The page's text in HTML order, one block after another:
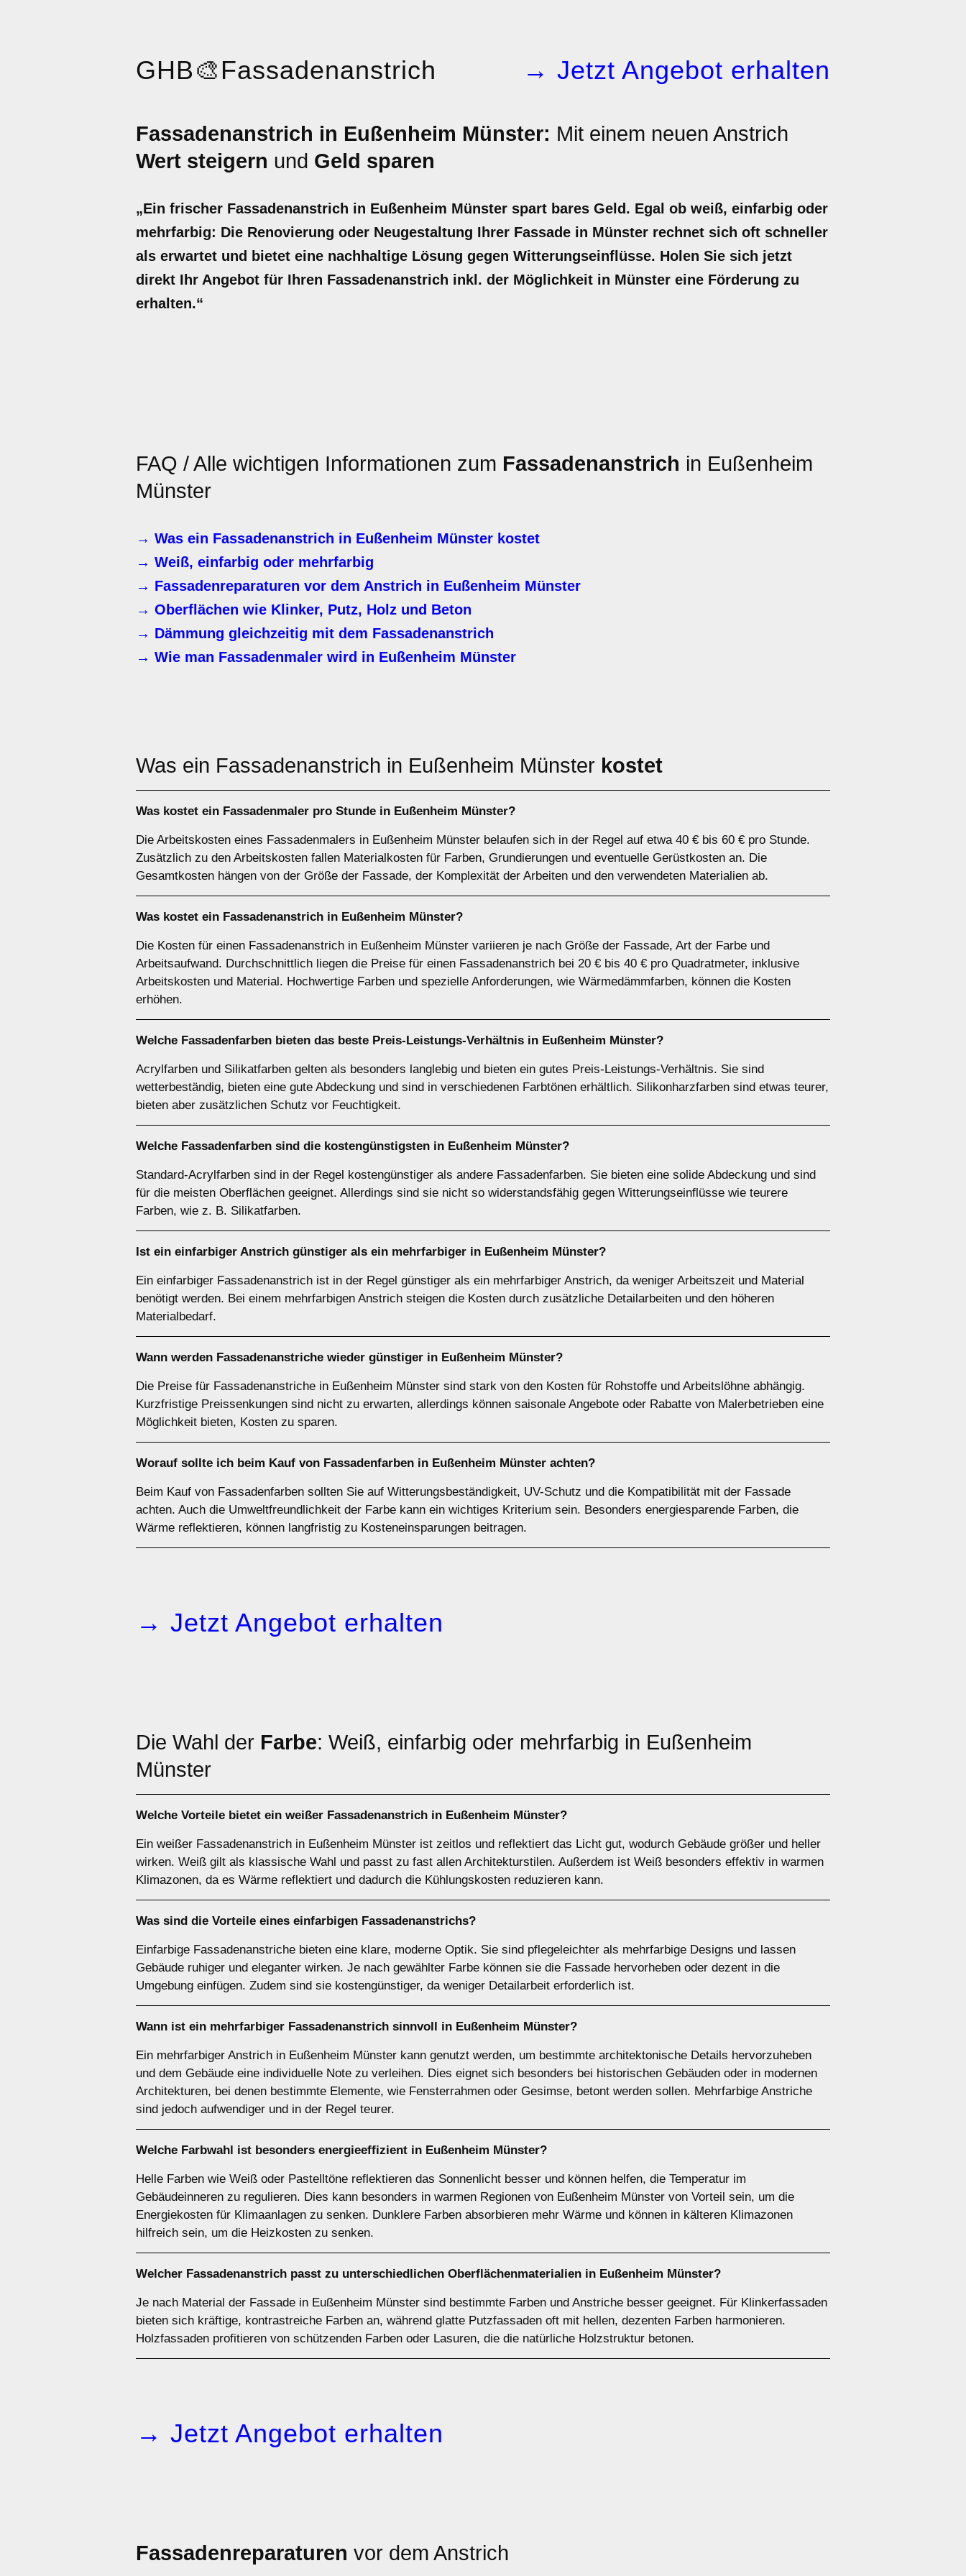
GHB🎨Fassadenanstrich → Jetzt Angebot erhalten
Fassadenanstrich in Eußenheim Münster: Mit einem neuen Anstrich
Wert steigern und Geld sparen
„Ein frischer Fassadenanstrich in Eußenheim Münster spart bares Geld. Egal ob weiß, einfarbig oder
mehrfarbig: Die Renovierung oder Neugestaltung Ihrer Fassade in Münster rechnet sich oft schneller
als erwartet und bietet eine nachhaltige Lösung gegen Witterungseinflüsse. Holen Sie sich jetzt
direkt Ihr Angebot für Ihren Fassadenanstrich inkl. der Möglichkeit in Münster eine Förderung zu
erhalten.“
FAQ / Alle wichtigen Informationen zum Fassadenanstrich in Eußenheim
Münster
→ Was ein Fassadenanstrich in Eußenheim Münster kostet
→ Weiß, einfarbig oder mehrfarbig
→ Fassadenreparaturen vor dem Anstrich in Eußenheim Münster
→ Oberflächen wie Klinker, Putz, Holz und Beton
→ Dämmung gleichzeitig mit dem Fassadenanstrich
→ Wie man Fassadenmaler wird in Eußenheim Münster
Was ein Fassadenanstrich in Eußenheim Münster kostet
Was kostet ein Fassadenmaler pro Stunde in Eußenheim Münster?
Die Arbeitskosten eines Fassadenmalers in Eußenheim Münster belaufen sich in der Regel auf etwa 40 € bis 60 € pro Stunde.
Zusätzlich zu den Arbeitskosten fallen Materialkosten für Farben, Grundierungen und eventuelle Gerüstkosten an. Die
Gesamtkosten hängen von der Größe der Fassade, der Komplexität der Arbeiten und den verwendeten Materialien ab.
Was kostet ein Fassadenanstrich in Eußenheim Münster?
Die Kosten für einen Fassadenanstrich in Eußenheim Münster variieren je nach Größe der Fassade, Art der Farbe und
Arbeitsaufwand. Durchschnittlich liegen die Preise für einen Fassadenanstrich bei 20 € bis 40 € pro Quadratmeter, inklusive
Arbeitskosten und Material. Hochwertige Farben und spezielle Anforderungen, wie Wärmedämmfarben, können die Kosten
erhöhen.
Welche Fassadenfarben bieten das beste Preis-Leistungs-Verhältnis in Eußenheim Münster?
Acrylfarben und Silikatfarben gelten als besonders langlebig und bieten ein gutes Preis-Leistungs-Verhältnis. Sie sind
wetterbeständig, bieten eine gute Abdeckung und sind in verschiedenen Farbtönen erhältlich. Silikonharzfarben sind etwas teurer,
bieten aber zusätzlichen Schutz vor Feuchtigkeit.
Welche Fassadenfarben sind die kostengünstigsten in Eußenheim Münster?
Standard-Acrylfarben sind in der Regel kostengünstiger als andere Fassadenfarben. Sie bieten eine solide Abdeckung und sind
für die meisten Oberflächen geeignet. Allerdings sind sie nicht so widerstandsfähig gegen Witterungseinflüsse wie teurere
Farben, wie z. B. Silikatfarben.
Ist ein einfarbiger Anstrich günstiger als ein mehrfarbiger in Eußenheim Münster?
Ein einfarbiger Fassadenanstrich ist in der Regel günstiger als ein mehrfarbiger Anstrich, da weniger Arbeitszeit und Material
benötigt werden. Bei einem mehrfarbigen Anstrich steigen die Kosten durch zusätzliche Detailarbeiten und den höheren
Materialbedarf.
Wann werden Fassadenanstriche wieder günstiger in Eußenheim Münster?
Die Preise für Fassadenanstriche in Eußenheim Münster sind stark von den Kosten für Rohstoffe und Arbeitslöhne abhängig.
Kurzfristige Preissenkungen sind nicht zu erwarten, allerdings können saisonale Angebote oder Rabatte von Malerbetrieben eine
Möglichkeit bieten, Kosten zu sparen.
Worauf sollte ich beim Kauf von Fassadenfarben in Eußenheim Münster achten?
Beim Kauf von Fassadenfarben sollten Sie auf Witterungsbeständigkeit, UV-Schutz und die Kompatibilität mit der Fassade
achten. Auch die Umweltfreundlichkeit der Farbe kann ein wichtiges Kriterium sein. Besonders energiesparende Farben, die
Wärme reflektieren, können langfristig zu Kosteneinsparungen beitragen.
→ Jetzt Angebot erhalten
Die Wahl der Farbe: Weiß, einfarbig oder mehrfarbig in Eußenheim
Münster
Welche Vorteile bietet ein weißer Fassadenanstrich in Eußenheim Münster?
Ein weißer Fassadenanstrich in Eußenheim Münster ist zeitlos und reflektiert das Licht gut, wodurch Gebäude größer und heller
wirken. Weiß gilt als klassische Wahl und passt zu fast allen Architekturstilen. Außerdem ist Weiß besonders effektiv in warmen
Klimazonen, da es Wärme reflektiert und dadurch die Kühlungskosten reduzieren kann.
Was sind die Vorteile eines einfarbigen Fassadenanstrichs?
Einfarbige Fassadenanstriche bieten eine klare, moderne Optik. Sie sind pflegeleichter als mehrfarbige Designs und lassen
Gebäude ruhiger und eleganter wirken. Je nach gewählter Farbe können sie die Fassade hervorheben oder dezent in die
Umgebung einfügen. Zudem sind sie kostengünstiger, da weniger Detailarbeit erforderlich ist.
Wann ist ein mehrfarbiger Fassadenanstrich sinnvoll in Eußenheim Münster?
Ein mehrfarbiger Anstrich in Eußenheim Münster kann genutzt werden, um bestimmte architektonische Details hervorzuheben
und dem Gebäude eine individuelle Note zu verleihen. Dies eignet sich besonders bei historischen Gebäuden oder in modernen
Architekturen, bei denen bestimmte Elemente, wie Fensterrahmen oder Gesimse, betont werden sollen. Mehrfarbige Anstriche
sind jedoch aufwendiger und in der Regel teurer.
Welche Farbwahl ist besonders energieeffizient in Eußenheim Münster?
Helle Farben wie Weiß oder Pastelltöne reflektieren das Sonnenlicht besser und können helfen, die Temperatur im
Gebäudeinneren zu regulieren. Dies kann besonders in warmen Regionen von Eußenheim Münster von Vorteil sein, um die
Energiekosten für Klimaanlagen zu senken. Dunklere Farben absorbieren mehr Wärme und können in kälteren Klimazonen
hilfreich sein, um die Heizkosten zu senken.
Welcher Fassadenanstrich passt zu unterschiedlichen Oberflächenmaterialien in Eußenheim Münster?
Je nach Material der Fassade in Eußenheim Münster sind bestimmte Farben und Anstriche besser geeignet. Für Klinkerfassaden
bieten sich kräftige, kontrastreiche Farben an, während glatte Putzfassaden oft mit hellen, dezenten Farben harmonieren.
Holzfassaden profitieren von schützenden Farben oder Lasuren, die die natürliche Holzstruktur betonen.
→ Jetzt Angebot erhalten
Fassadenreparaturen vor dem Anstrich